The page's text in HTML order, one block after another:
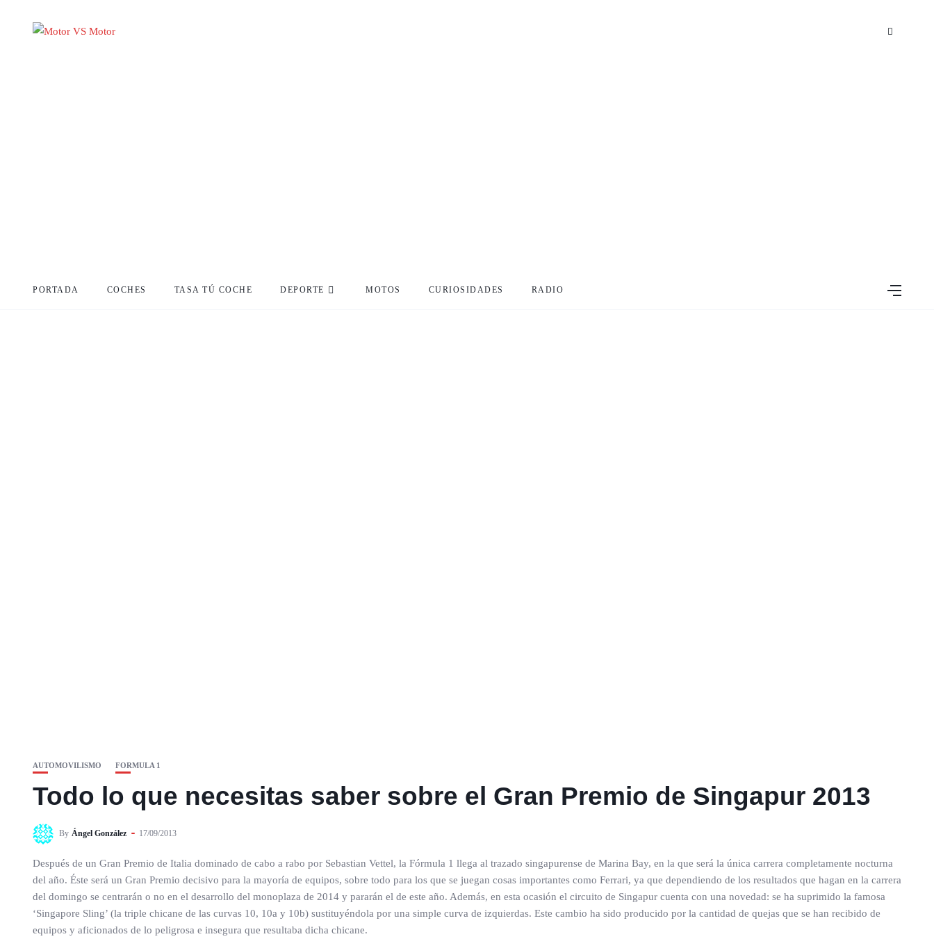
PORTADA COCHES TASA TÚ COCHE DEPORTE MOTOS CURIOSIDADES RADIO
AUTOMOVILISMO FORMULA 1
Todo lo que necesitas saber sobre el Gran Premio de Singapur 2013
By Ángel González 17/09/2013
Después de un Gran Premio de Italia dominado de cabo a rabo por Sebastian Vettel, la Fórmula 1 llega al trazado singapurense de Marina Bay, en la que será la única carrera completamente nocturna
del año. Éste será un Gran Premio decisivo para la mayoría de equipos, sobre todo para los que se juegan cosas importantes como Ferrari, ya que dependiendo de los resultados que hagan en la carrera
del domingo se centrarán o no en el desarrollo del monoplaza de 2014 y pararán el de este año. Además, en esta ocasión el circuito de Singapur cuenta con una novedad: se ha suprimido la famosa
‘Singapore Sling’ (la triple chicane de las curvas 10, 10a y 10b) sustituyéndola por una simple curva de izquierdas. Este cambio ha sido producido por la cantidad de quejas que se han recibido de
equipos y aficionados de lo peligrosa e insegura que resultaba dicha chicane.